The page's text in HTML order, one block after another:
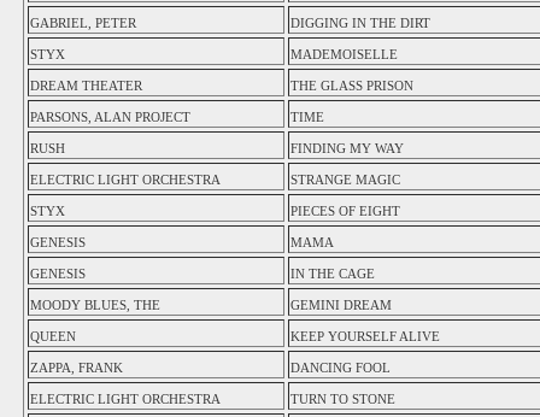
GABRIEL, PETER DIGGING IN THE DIRT
STYX MADEMOISELLE
DREAM THEATER THE GLASS PRISON
PARSONS, ALAN PROJECT TIME
RUSH FINDING MY WAY
ELECTRIC LIGHT ORCHESTRA STRANGE MAGIC
STYX PIECES OF EIGHT
GENESIS MAMA
GENESIS IN THE CAGE
MOODY BLUES, THE GEMINI DREAM
QUEEN KEEP YOURSELF ALIVE
ZAPPA, FRANK DANCING FOOL
ELECTRIC LIGHT ORCHESTRA TURN TO STONE